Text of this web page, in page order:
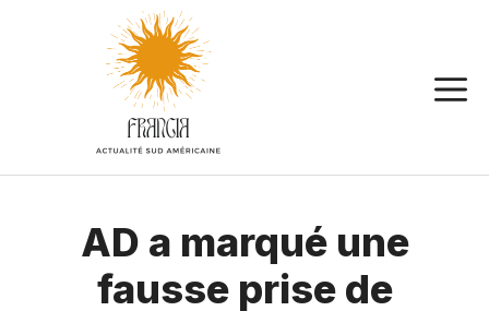
AD a marqué une
fausse prise de